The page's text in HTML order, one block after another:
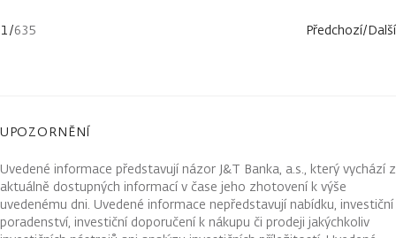
1/635 Předchozí/Další
UPOZORNĚNÍ
Uvedené informace představují názor J&T Banka, a.s., který vychází z
aktuálně dostupných informací v čase jeho zhotovení k výše
uvedenému dni. Uvedené informace nepředstavují nabídku, investiční
poradenství, investiční doporučení k nákupu či prodeji jakýchkoliv